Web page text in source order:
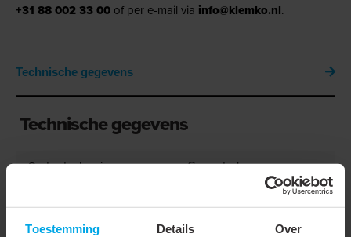
Toestemming Details Over
+31 88 002 33 00 of per e-mail via info@klemko.nl.
Technische gegevens
Technische gegevens
Onderdeel serie
Gereedschappen
Mechanisch, eenhand
Met automatische